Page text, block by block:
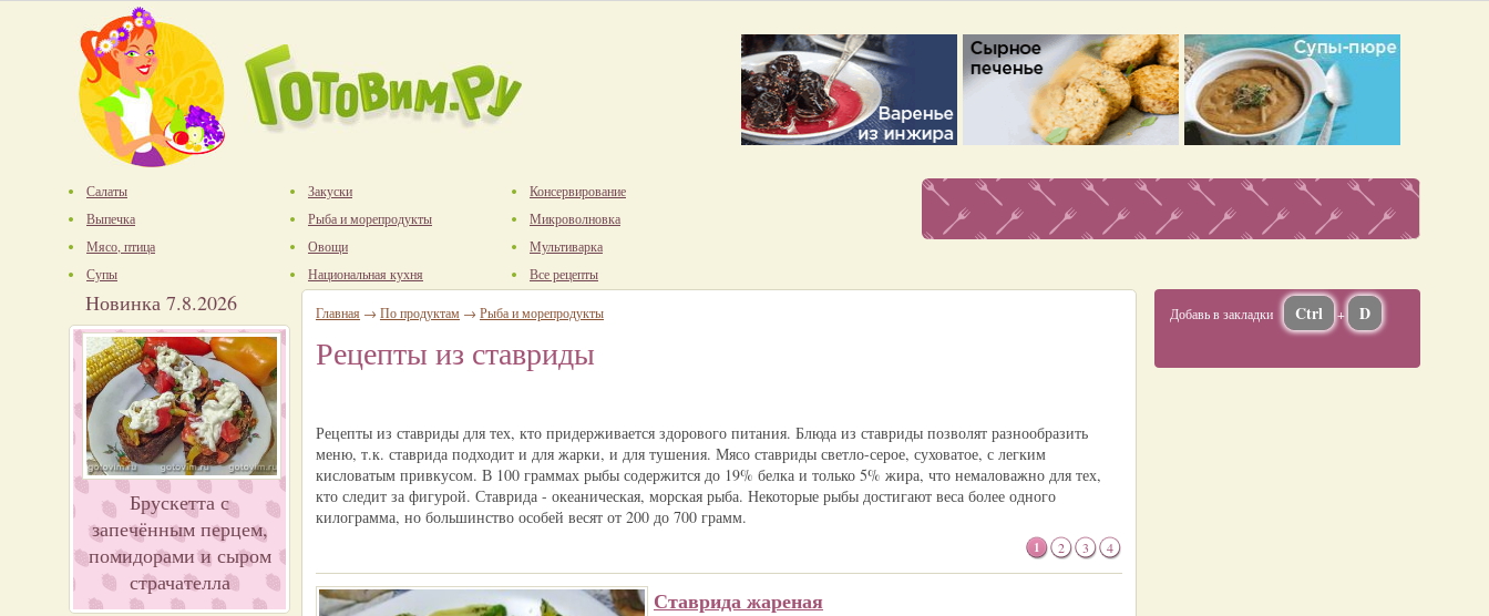
Салаты
Выпечка
Мясо, птица
Супы
Закуски
Рыба и морепродукты
Овощи
Национальная кухня
Консервирование
Микроволновка
Мультиварка
Все рецепты
Новинка 7.8.2026
Брускетта с
запечённым перцем,
помидорами и сыром
страчателла
Главная → По продуктам → Рыба и морепродукты
Рецепты из ставриды
Рецепты из ставриды для тех, кто придерживается здорового питания. Блюда из ставриды позволят разнообразить
меню, т.к. ставрида подходит и для жарки, и для тушения. Мясо ставриды светло-серое, суховатое, с легким
кисловатым привкусом. В 100 граммах рыбы содержится до 19% белка и только 5% жира, что немаловажно для тех,
кто следит за фигурой. Ставрида - океаническая, морская рыба. Некоторые рыбы достигают веса более одного
килограмма, но большинство особей весят от 200 до 700 грамм.
1 2 3 4
Ставрида жареная
Добавь в закладки Ctrl + D